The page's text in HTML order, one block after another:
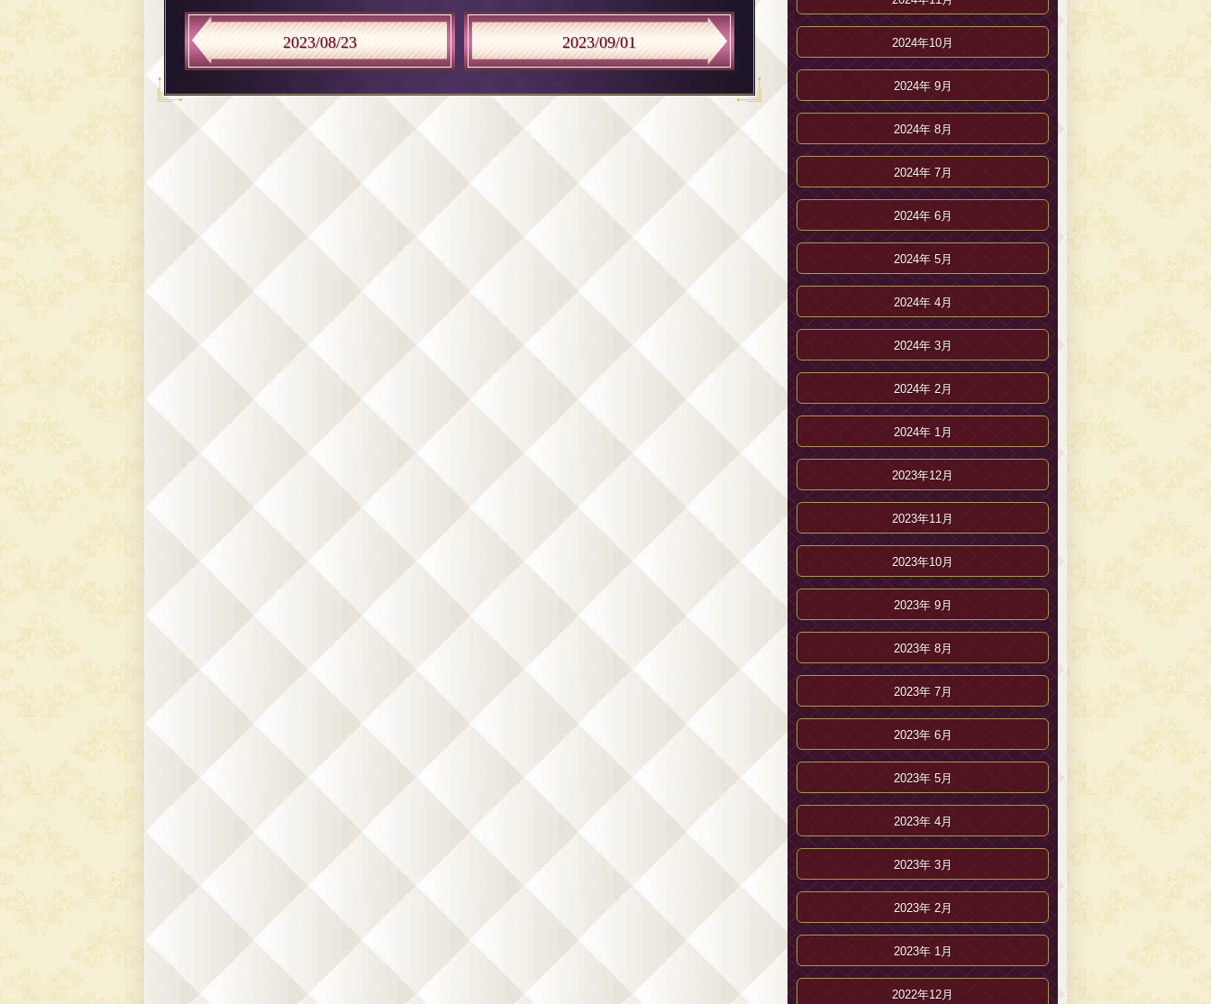
2023/08/23 2023/09/01 2024年10月
2024年 9月
2024年 8月
2024年 7月
2024年 6月
2024年 5月
2024年 4月
2024年 3月
2024年 2月
2024年 1月
2023年12月
2023年11月
2023年10月
2023年 9月
2023年 8月
2023年 7月
2023年 6月
2023年 5月
2023年 4月
2023年 3月
2023年 2月
2023年 1月
2022年12月